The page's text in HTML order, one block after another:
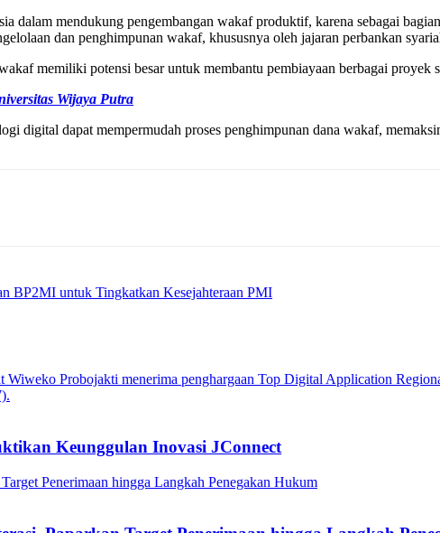
dalam mendukung pengembangan wakaf produktif, karena sebagai
dan penghimpunan wakaf, khususnya oleh jajaran perbankan
memiliki potensi besar untuk membantu pembiayaan berbagai proyek
Wijaya Putra
digital dapat mempermudah proses penghimpunan dana wakaf,
BP2MI untuk Tingkatkan Kesejahteraan PMI
Keunggulan Inovasi JConnect